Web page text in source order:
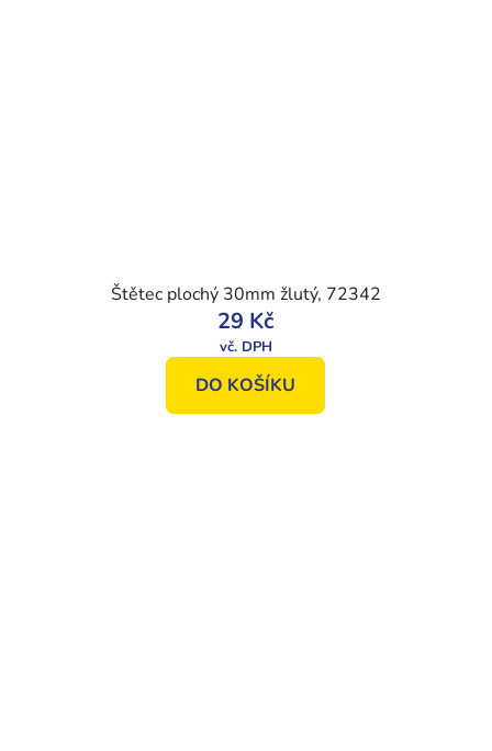
Štětec plochý 30mm žlutý, 72342
29 Kč
DO KOŠÍKU